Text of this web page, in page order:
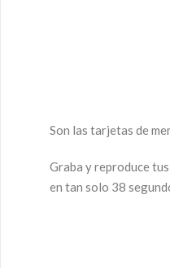
Son las tarjetas de
Graba y reproduce
en tan solo 38